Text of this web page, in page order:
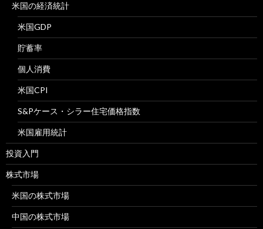
米国の経済統計
米国GDP
貯蓄率
個人消費
米国CPI
S&Pケース・シラー住宅価格指数
米国雇用統計
投資入門
株式市場
米国の株式市場
中国の株式市場